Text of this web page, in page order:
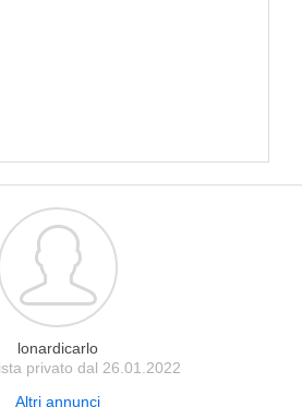
lonardicarlo
privato dal 26.01.2022
Altri annunci